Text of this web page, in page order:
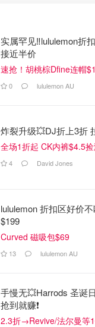
实属罕见‼️lululemon折
接近半价
速抢！胡桃棕Dfine连帽
0 lululemon AU
炸裂升级💥DJ折上3折
全场1折起 CK内裤$4.5
4 David Jones
lululemon 折扣区好价
$199
Curved 磁吸包$69
13 lululemon AU
手慢无💥Harrods 圣诞
抢到就赚❗️
2.3折→Revive/法尔曼等1